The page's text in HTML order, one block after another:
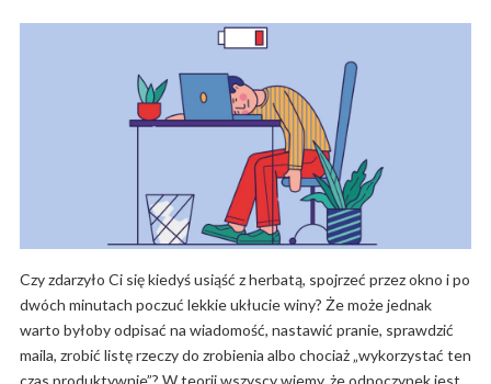
Czy zdarzyło Ci się kiedyś usiąść z herbatą, spojrzeć przez okno i po
dwóch minutach poczuć lekkie ukłucie winy? Że może jednak
warto byłoby odpisać na wiadomość, nastawić pranie, sprawdzić
maila, zrobić listę rzeczy do zrobienia albo chociaż „wykorzystać ten
czas produktywnie”? W teorii wszyscy wiemy, że odpoczynek jest